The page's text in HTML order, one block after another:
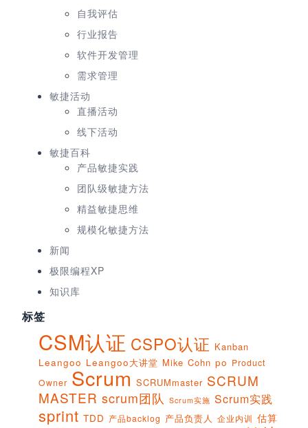
自我评估
行业报告
软件开发管理
需求管理
敏捷活动
直播活动
线下活动
敏捷百科
产品敏捷实践
团队级敏捷方法
精益敏捷思维
规模化敏捷方法
新闻
极限编程XP
知识库
标签
CSM认证 CSPO认证 Kanban
Leangoo Leangoo大讲堂 Mike Cohn po Product
Owner Scrum SCRUMmaster SCRUM
MASTER scrum团队 Scrum实施 Scrum实践
sprint TDD 产品backlog 产品负责人 企业内训 估算